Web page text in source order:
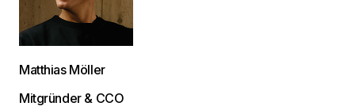
Matthias Möller
Mitgründer & CCO